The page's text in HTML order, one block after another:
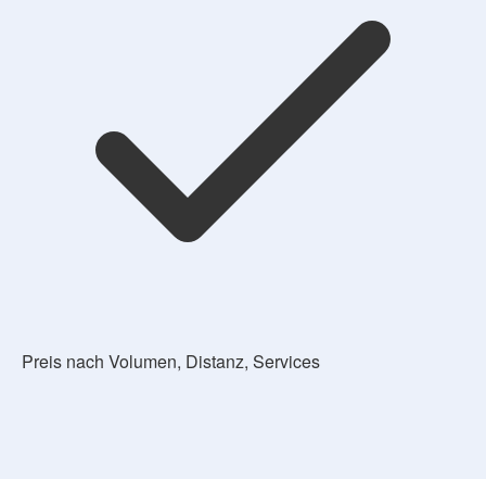
Preis nach Volumen, Distanz, Services